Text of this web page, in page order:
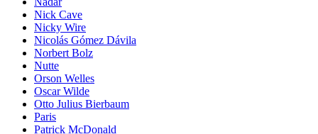
Nick Cave
Nicky Wire
Nicolás Gómez Dávila
Norbert Bolz
Nutte
Orson Welles
Oscar Wilde
Otto Julius Bierbaum
Paris
Patrick McDonald